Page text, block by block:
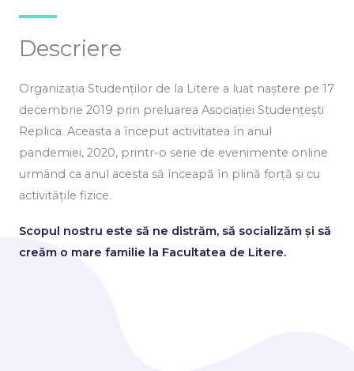
Descriere
Organizația Studenților de la Litere a luat naștere pe 17
decembrie 2019 prin preluarea Asociației Studențești
Replica. Aceasta a început activitatea în anul
pandemiei, 2020, printr-o serie de evenimente online
urmând ca anul acesta să înceapă în plină forță și cu
activitățile fizice.
Scopul nostru este să ne distrăm, să socializăm și să
creăm o mare familie la Facultatea de Litere.